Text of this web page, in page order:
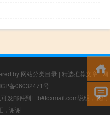
by 网站分类目录 | 精选推荐文章|网
备06032471号
发邮件到f_fb#foxmail.com说明，我们
，谢谢